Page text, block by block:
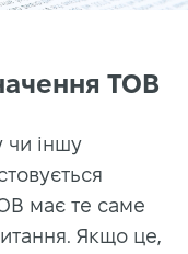
ТОВ
чи іншу
має те саме
Якщо це,